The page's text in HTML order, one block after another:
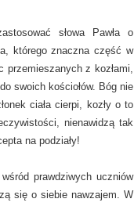
słowa Pawła o
którego znaczna część w
przemieszanych z kozłami,
swoich kościołów. Bóg nie
ciała cierpi, kozły o to
nienawidzą tak
na podziały!
prawdziwych uczniów
się o siebie nawzajem. W